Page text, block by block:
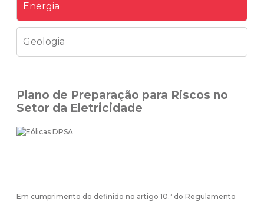
Energia
Geologia
Plano de Preparação para Riscos no
Setor da Eletricidade
Em cumprimento do definido no artigo 10.º do Regulamento